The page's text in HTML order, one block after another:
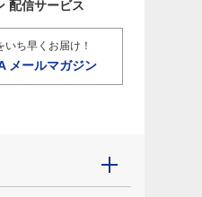
配信サービス
いち早くお届け！
メールマガジン